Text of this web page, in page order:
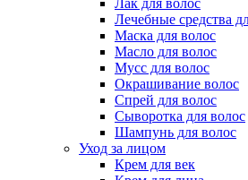
Лак для волос
Лечебные средства
Маска для волос
Масло для волос
Мусс для волос
Окрашивание волос
Спрей для волос
Сыворотка для волос
Шампунь для волос
Уход за лицом
Крем для век